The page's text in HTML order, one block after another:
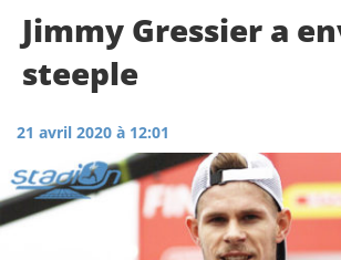
Jimmy Gressier a
steeple
21 avril 2020 à 12:01